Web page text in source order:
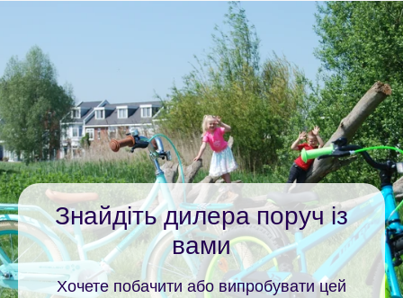
Знайдіть дилера поруч із
вами
Хочете побачити або випробувати цей